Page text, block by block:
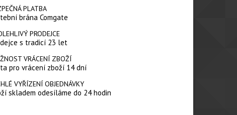
PLATBA
brána Comgate
PRODEJCE
s tradicí 23 let
VRÁCENÍ ZBOŽÍ
pro vrácení zboží 14 dní
VYŘÍZENÍ OBJEDNÁVKY
skladem odesíláme do 24 hodin